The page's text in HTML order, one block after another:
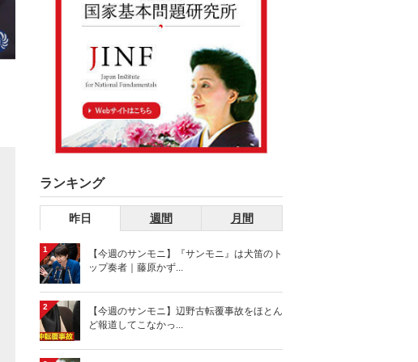
ランキング
昨日 週間 月間
1
【今週のサンモニ】『サンモニ』は犬笛のト
ップ奏者｜藤原かず...
2
【今週のサンモニ】辺野古転覆事故をほとん
ど報道してこなかっ...